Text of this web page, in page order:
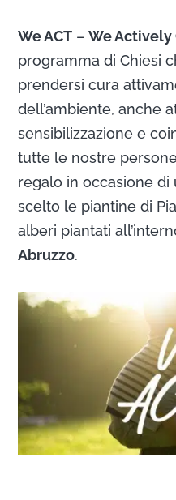
We ACT –We Actively
programma di Chiesi
prendersi cura
dell’ambiente, anche
sensibilizzazione e
tutte le nostre
regalo in occasione
scelto le piantine di
alberi piantati
Abruzzo.